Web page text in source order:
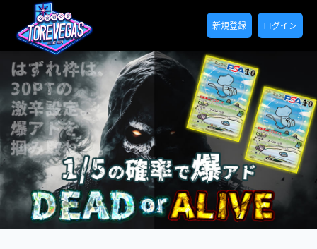
新規登録 ログイン